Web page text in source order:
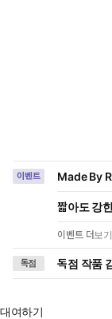
이벤트 Made By
짧아도 강
이벤트 더보기
독점 독점 작품
대여하기